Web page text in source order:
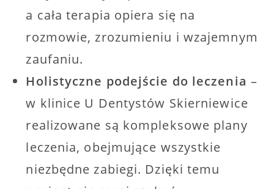
a cała terapia opiera się na
rozmowie, zrozumieniu i wzajemnym
zaufaniu.
Holistyczne podejście do leczenia –
w klinice U Dentystów Skierniewice
realizowane są kompleksowe plany
leczenia, obejmujące wszystkie
niezbędne zabiegi. Dzięki temu